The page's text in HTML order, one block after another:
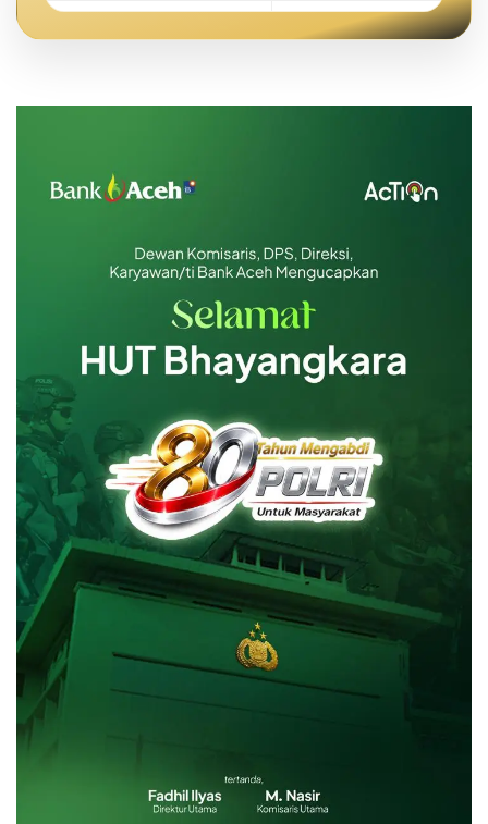
Rp 7.675.000
Emas Batangan 50 gr Rp 76.443.000